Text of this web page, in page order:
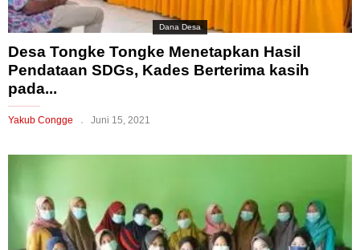
Dana Desa
Desa Tongke Tongke Menetapkan Hasil
Pendataan SDGs, Kades Berterima kasih
pada...
Yakub Congge Juni 15, 2021